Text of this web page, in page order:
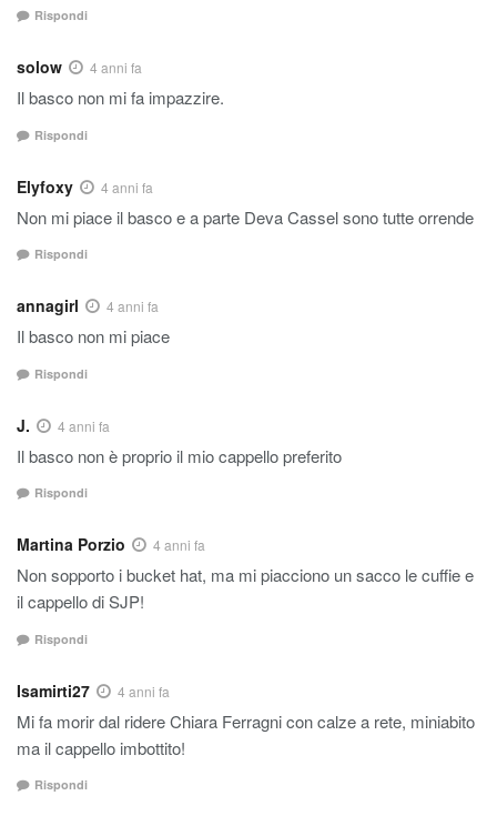
Rispondi
solow 4 anni fa
Il basco non mi fa impazzire.
Rispondi
Elyfoxy 4 anni fa
Non mi piace il basco e a parte Deva Cassel sono tutte orrende
Rispondi
annagirl 4 anni fa
Il basco non mi piace
Rispondi
J. 4 anni fa
Il basco non è proprio il mio cappello preferito
Rispondi
Martina Porzio 4 anni fa
Non sopporto i bucket hat, ma mi piacciono un sacco le cuffie e
il cappello di SJP!
Rispondi
Isamirti27 4 anni fa
Mi fa morir dal ridere Chiara Ferragni con calze a rete, miniabito
ma il cappello imbottito!
Rispondi